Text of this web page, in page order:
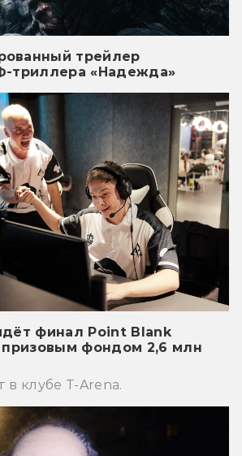
трейлер
триллера «Надежда»
финал Point Blank
призовым фондом 2,6 млн
клубе T-Arena.